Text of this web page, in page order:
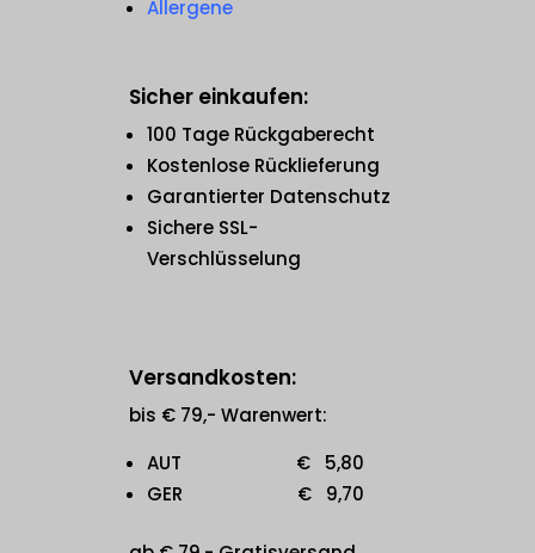
Allergene
Sicher einkaufen:
100 Tage Rückgaberecht
Kostenlose Rücklieferung
Garantierter Datenschutz
Sichere SSL-
Verschlüsselung
Versandkosten:
bis € 79,- Warenwert:
AUT € 5,80
GER € 9,70